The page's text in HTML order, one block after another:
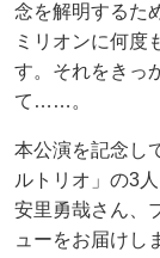
念を解明するた
ミリオンに何度
す。それをきっ
て……。
本公演を記念し
ルトリオ」の3
安里勇哉さん、
ューをお届けし